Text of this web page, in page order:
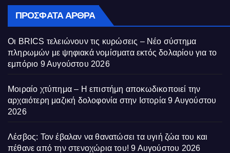
ΠΡΌΣΦΑΤΑ ΆΡΘΡΑ
Οι BRICS τελειώνουν τις κυρώσεις – Νέο σύστημα
πληρωμών με ψηφιακά νομίσματα εκτός δολαρίου για το
εμπόριο 9 Αυγούστου 2026
Μοιραίο χτύπημα – Η επιστήμη αποκωδικοποιεί την
αρχαιότερη μαζική δολοφονία στην Ιστορία 9 Αυγούστου
2026
Λέσβος: Τον έβαλαν να θανατώσει τα υγιή ζώα του και
πέθανε από την στενοχώρια του! 9 Αυγούστου 2026